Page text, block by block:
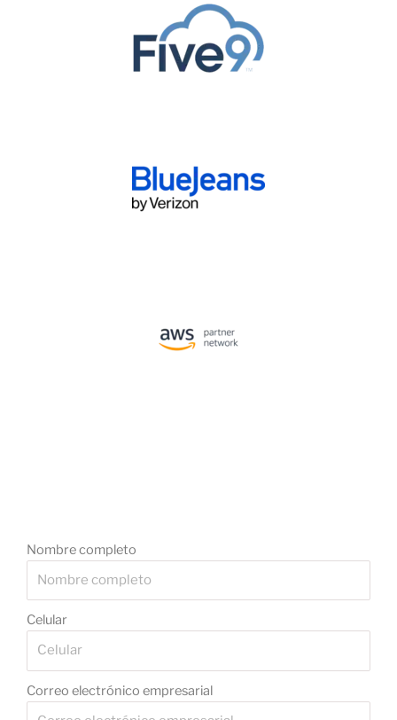
Nombre completo
Celular
Correo electrónico empresarial